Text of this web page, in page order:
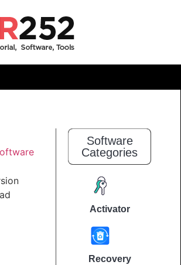
Software
Categories
Activator
Recovery